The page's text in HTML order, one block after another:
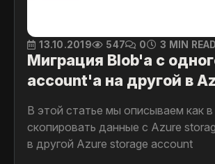
13.10.2019 547 0 3 MIN READ
Миграция Blob'a с
аccount'a на другой в
В этой статье мы описываем как
скопировать данные с Azure
в другой Azure storage account